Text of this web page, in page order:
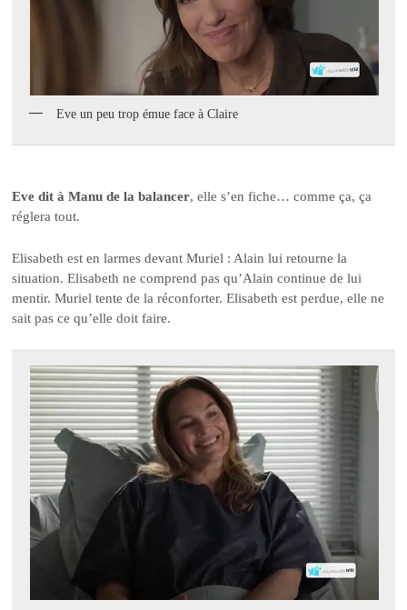
Eve un peu trop émue face à Claire
Eve dit à Manu de la balancer, elle s’en fiche… comme ça, ça
réglera tout.
Elisabeth est en larmes devant Muriel : Alain lui retourne la
situation. Elisabeth ne comprend pas qu’Alain continue de lui
mentir. Muriel tente de la réconforter. Elisabeth est perdue, elle ne
sait pas ce qu’elle doit faire.